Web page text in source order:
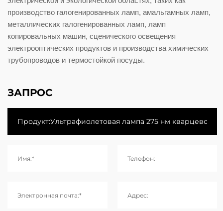
производство галогенированных ламп, амальгамных ламп,
металлических галогенированных ламп, ламп
копировальных машин, сценического освещения
электрооптических продуктов и производства химических
трубопроводов и термостойкой посуды.
ЗАПРОС
Имя:* Телефон:
Электронная почта:* Адрес: